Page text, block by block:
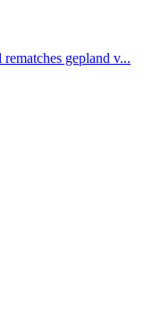
gepland v...